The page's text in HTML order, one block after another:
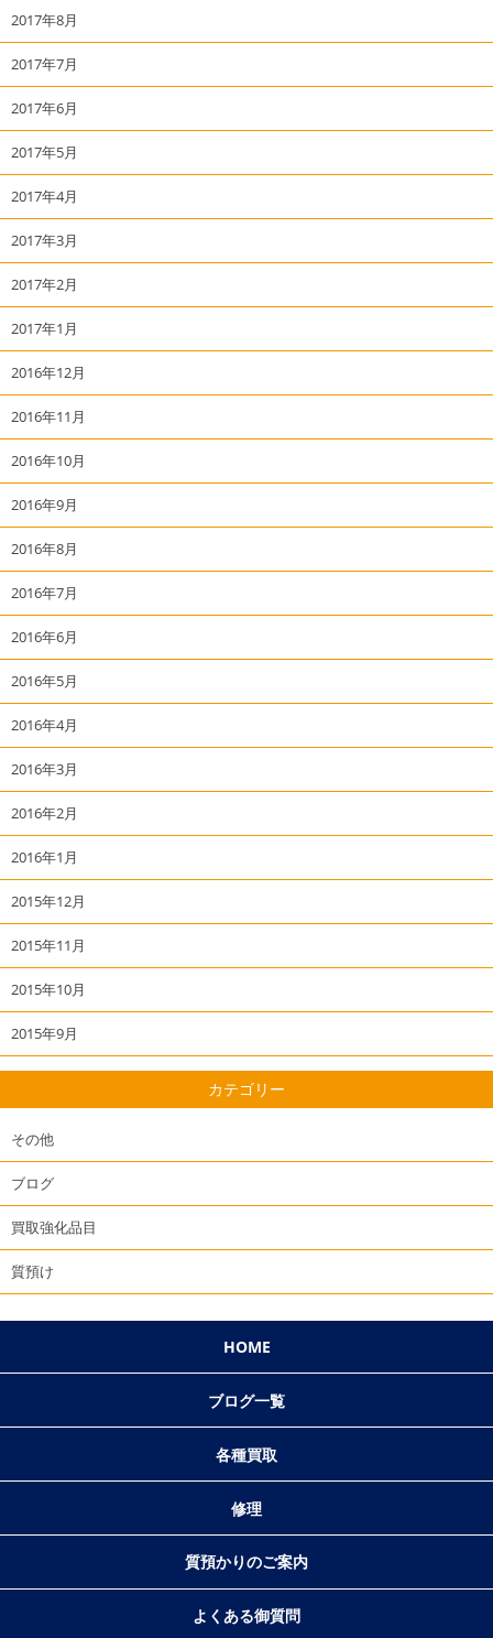
2017年8月
2017年7月
2017年6月
2017年5月
2017年4月
2017年3月
2017年2月
2017年1月
2016年12月
2016年11月
2016年10月
2016年9月
2016年8月
2016年7月
2016年6月
2016年5月
2016年4月
2016年3月
2016年2月
2016年1月
2015年12月
2015年11月
2015年10月
2015年9月
カテゴリー
その他
ブログ
買取強化品目
質預け
HOME
ブログ一覧
各種買取
修理
質預かりのご案内
よくある御質問